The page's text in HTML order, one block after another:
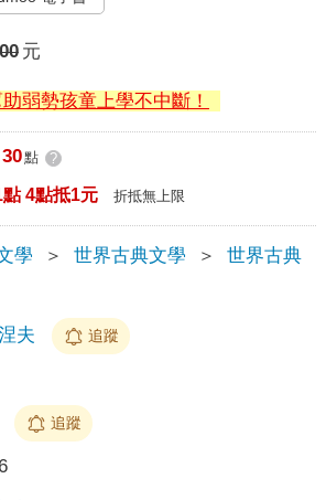
元
弱勢孩童上學不中斷！
30點 ?
4點抵1元 折抵無上限
學 ＞ 世界古典文學 ＞ 世界古典
夫 追蹤
追蹤